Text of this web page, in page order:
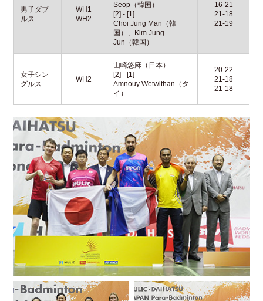
男子ダブ
ルス
WH1
WH2
Seop（韓国）
[2] - [1]
Choi Jung Man（韓
国）、Kim Jung
Jun（韓国）
16-21
21-18
21-19
女子シン
グルス
WH2
山崎悠麻（日本）
[2] - [1]
Amnouy Wetwithan（タ
イ）
20-22
21-18
21-18